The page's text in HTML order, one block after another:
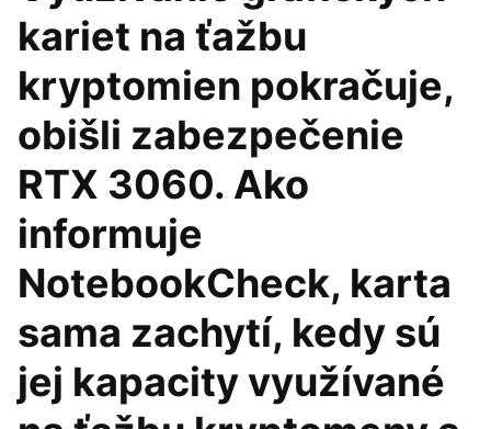
kariet na ťažbu
kryptomien pokračuje,
obišli zabezpečenie
RTX 3060. Ako
informuje
NotebookCheck, karta
sama zachytí, kedy sú
jej kapacity využívané